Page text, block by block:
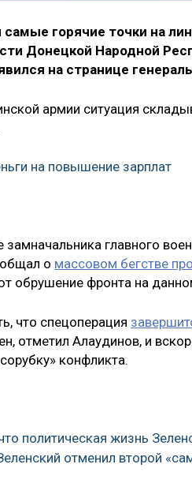
горячие точки на
Донецкой Народной
на странице
армии ситуация
на повышение зарплат
замначальника главного
о массовом бегстве
обрушение фронта на
что спецоперация
отметил Алаудинов, и
конфликта.
политическая жизнь
отменил второй